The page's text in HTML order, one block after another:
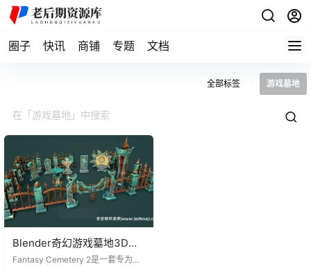
圈子 快讯 商铺 专题 文档
全部标签 游戏墓地
Blender奇幻游戏墓地3D模
型资产预设：Fantasy
Fantasy Cemetery 2是一套专为奇